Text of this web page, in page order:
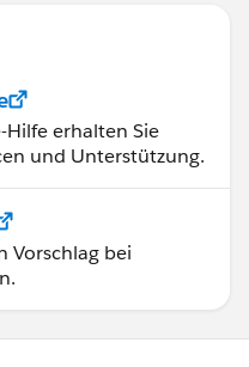
Hilfe erhalten Sie
und Unterstützung.
Vorschlag bei